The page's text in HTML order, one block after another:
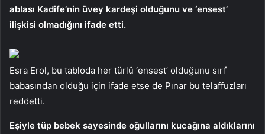
ablası Kadife’nin üvey kardeşi olduğunu ve ‘ensest’
ilişkisi olmadığını ifade etti.
Esra Erol, bu tabloda her türlü ‘ensest’ olduğunu sırf
babasından olduğu için ifade etse de Pınar bu telaffuzları
reddetti.
Eşiyle tüp bebek sayesinde oğullarını kucağına aldıklarını